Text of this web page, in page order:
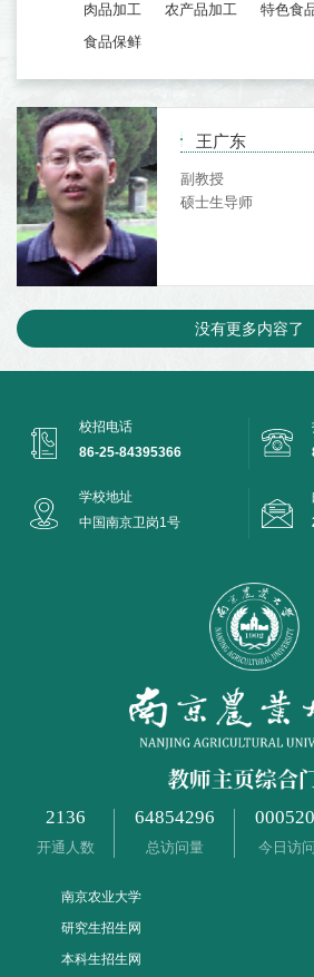
肉品加工 农产品加工 特色食
食品保鲜
王广东
副教授
硕士生导师
没有更多内容了
校招电话
86-25-84395366
学校地址
中国南京卫岗1号
2136
开通人数
64854296
总访问量 今日访
南京农业大学
研究生招生网
本科生招生网